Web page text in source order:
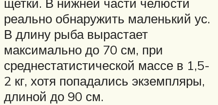
реально обнаружить маленький ус.
В длину рыба вырастает
максимально до 70 см, при
среднестатистической массе в 1,5-
2 кг, хотя попадались экземпляры,
длиной до 90 см.